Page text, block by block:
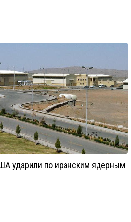
ударили по иранским ядерным